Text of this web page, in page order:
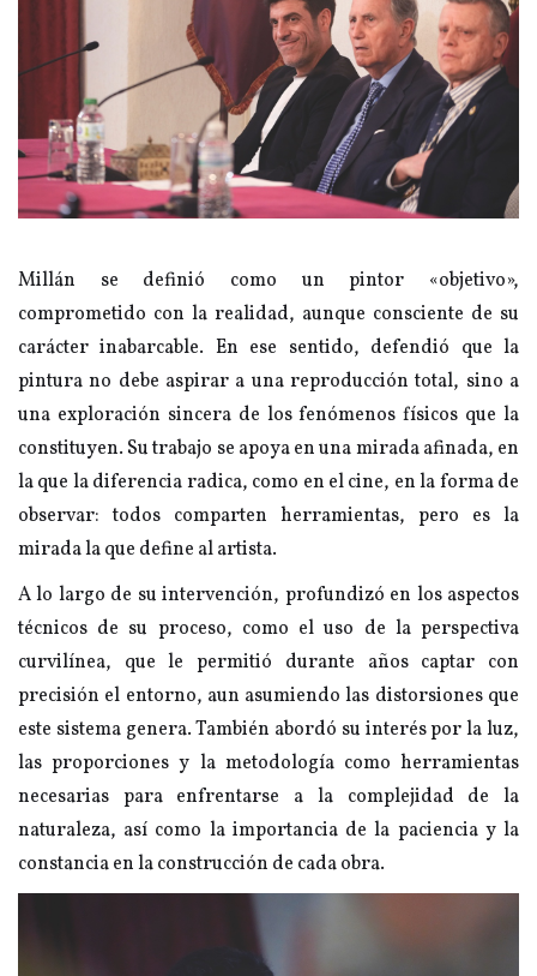
Millán se definió como un pintor «objetivo»,
comprometido con la realidad, aunque consciente de su
carácter inabarcable. En ese sentido, defendió que la
pintura no debe aspirar a una reproducción total, sino a
una exploración sincera de los fenómenos físicos que la
constituyen. Su trabajo se apoya en una mirada afinada, en
la que la diferencia radica, como en el cine, en la forma de
observar: todos comparten herramientas, pero es la
mirada la que define al artista.
A lo largo de su intervención, profundizó en los aspectos
técnicos de su proceso, como el uso de la perspectiva
curvilínea, que le permitió durante años captar con
precisión el entorno, aun asumiendo las distorsiones que
este sistema genera. También abordó su interés por la luz,
las proporciones y la metodología como herramientas
necesarias para enfrentarse a la complejidad de la
naturaleza, así como la importancia de la paciencia y la
constancia en la construcción de cada obra.